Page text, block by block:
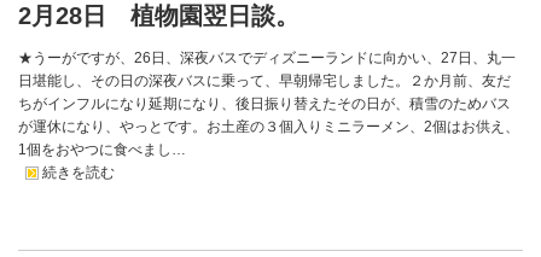
2月28日 植物園翌日談。
★うーがですが、26日、深夜バスでディズニーランドに向かい、27日、丸一
日堪能し、その日の深夜バスに乗って、早朝帰宅しました。２か月前、友だ
ちがインフルになり延期になり、後日振り替えたその日が、積雪のためバス
が運休になり、やっとです。お土産の３個入りミニラーメン、2個はお供え、
1個をおやつに食べまし…
続きを読む